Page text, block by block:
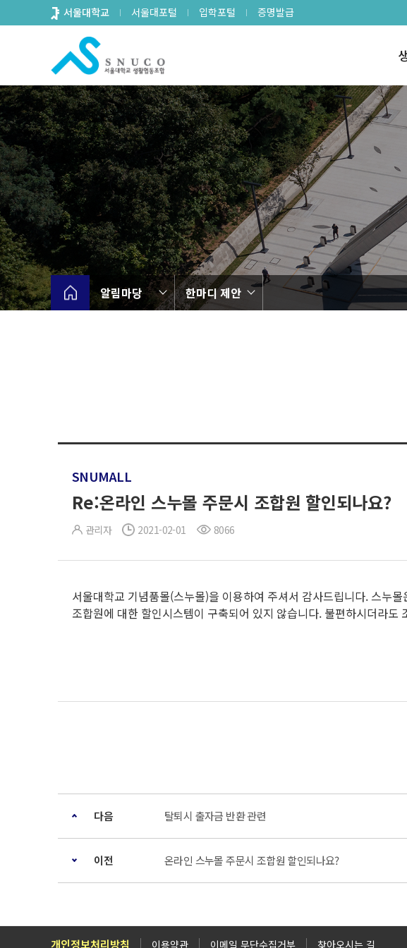
로
뉴
서울대학교 서울대포털 입학포털 증명발급
알림마당 한마디 제안
SNUMALL
Re:온라인 스누몰 주문시 조합원 할인되나요?
관리자 2021-02-01 8066
서울대학교 기념품몰(스누몰)을 이용하여 주셔서 감사드립니다. 스누
조합원에 대한 할인시스템이 구축되어 있지 않습니다. 불편하시더라
다음 탈퇴시 출자금 반환 관련
이전 온라인 스누몰 주문시 조합원 할인되나요?
개인정보처리방침 이용약관 이메일 무단수집거부 찾아오시는 길